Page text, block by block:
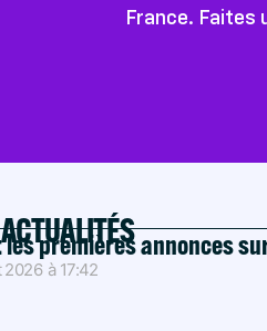
France. Faites
premières annonces
2026 à 17:42